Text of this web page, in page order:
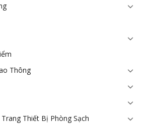
Thông
Thiết Bị Phòng Sạch